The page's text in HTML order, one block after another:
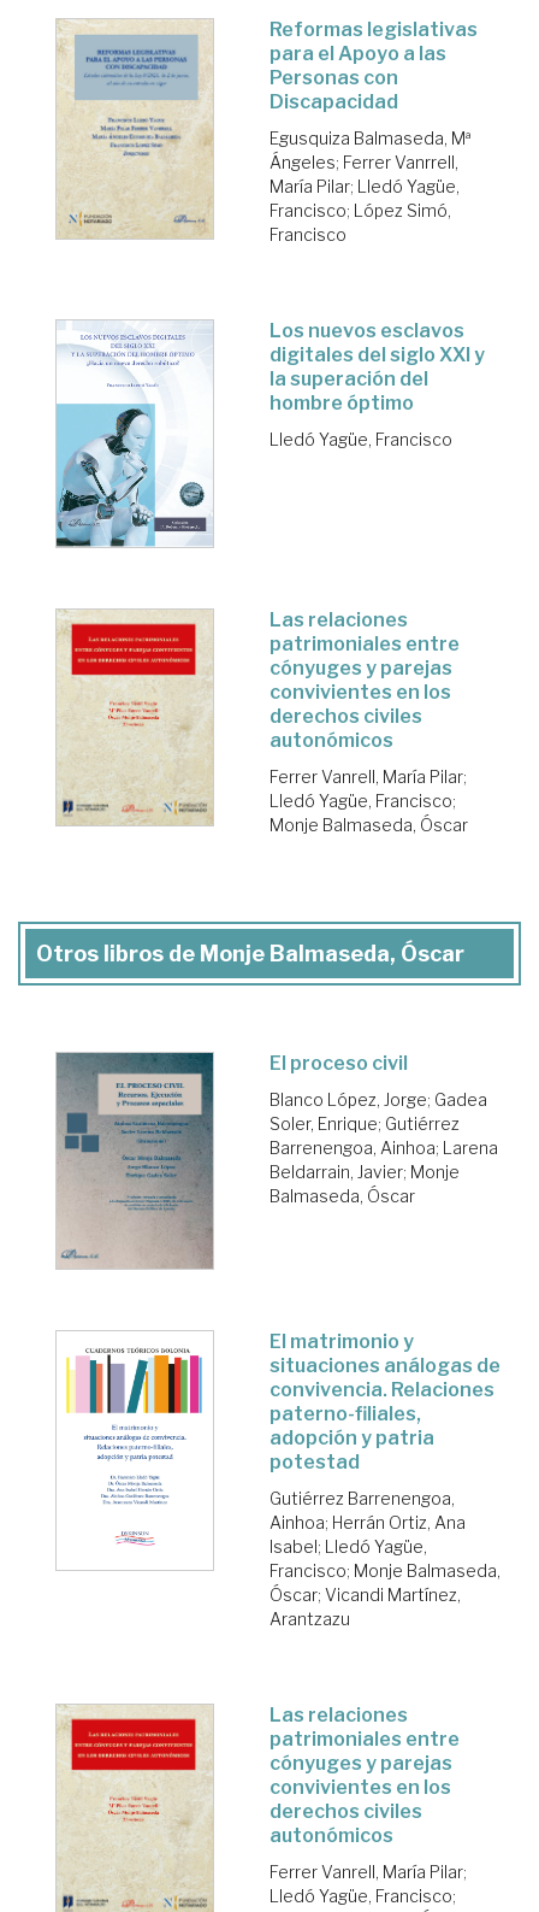
Reformas legislativas
para el Apoyo a las
Personas con
Discapacidad
Egusquiza Balmaseda, Mª
Ángeles; Ferrer Vanrrell,
María Pilar; Lledó Yagüe,
Francisco; López Simó,
Francisco
Los nuevos esclavos
digitales del siglo XXI y
la superación del
hombre óptimo
Lledó Yagüe, Francisco
Las relaciones
patrimoniales entre
cónyuges y parejas
convivientes en los
derechos civiles
autonómicos
Ferrer Vanrell, María Pilar;
Lledó Yagüe, Francisco;
Monje Balmaseda, Óscar
Otros libros de Monje Balmaseda, Óscar
El proceso civil
Blanco López, Jorge; Gadea
Soler, Enrique; Gutiérrez
Barrenengoa, Ainhoa; Larena
Beldarrain, Javier; Monje
Balmaseda, Óscar
El matrimonio y
situaciones análogas de
convivencia. Relaciones
paterno-filiales,
adopción y patria
potestad
Gutiérrez Barrenengoa,
Ainhoa; Herrán Ortiz, Ana
Isabel; Lledó Yagüe,
Francisco; Monje Balmaseda,
Óscar; Vicandi Martínez,
Arantzazu
Las relaciones
patrimoniales entre
cónyuges y parejas
convivientes en los
derechos civiles
autonómicos
Ferrer Vanrell, María Pilar;
Lledó Yagüe, Francisco;